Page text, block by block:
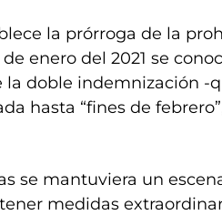
la prórroga de la
enero del 2021 se
la doble indemnización -
hasta “fines de
se mantuviera un
medidas